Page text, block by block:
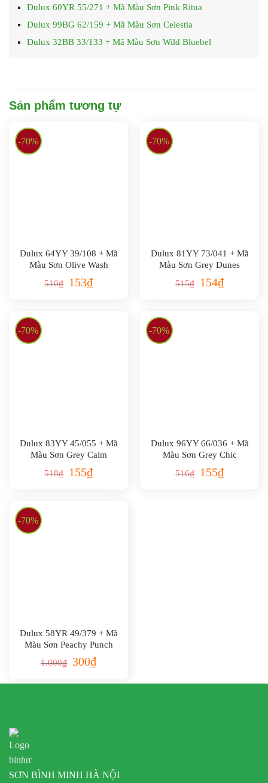
Dulux 60YR 55/271 + Mã Màu Sơn Pink Ritua
Dulux 99BG 62/159 + Mã Màu Sơn Celestia
Dulux 32BB 33/133 + Mã Màu Sơn Wild Bluebel
Sản phẩm tương tự
-70%
Dulux 64YY 39/108 + Mã
Màu Sơn Olive Wash
510₫ 153₫
-70%
Dulux 81YY 73/041 + Mã
Màu Sơn Grey Dunes
515₫ 154₫
-70%
Dulux 83YY 45/055 + Mã
Màu Sơn Grey Calm
518₫ 155₫
-70%
Dulux 96YY 66/036 + Mã
Màu Sơn Grey Chic
516₫ 155₫
-70%
Dulux 58YR 49/379 + Mã
Màu Sơn Peachy Punch
1.000₫ 300₫
SƠN BÌNH MINH HÀ NỘI